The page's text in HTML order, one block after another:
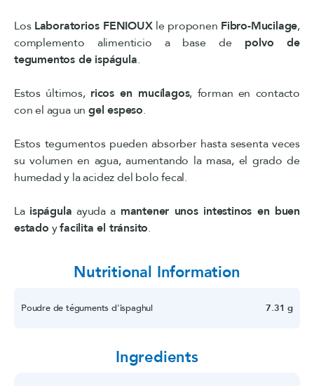
Los Laboratorios FENIOUXle proponen Fibro-Mucilage,
complemento alimenticio a base depolvo de
tegumentos de ispágula.
Estos últimos, ricos en mucílagos, forman en contacto
con el agua ungel espeso.
Estos tegumentos pueden absorber hasta sesenta veces
su volumen en agua, aumentando la masa, el grado de
humedad y la acidez del bolo fecal.
La ispágula ayuda a mantener unos intestinos en buen
estado yfacilita el tránsito.
Nutritional Information
Poudre de téguments d'ispaghul 7.31 g
Ingredients